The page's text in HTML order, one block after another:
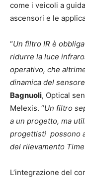
come i veicoli a
ascensori e le
“Un filtro IR è
ridurre la luce
operativo, che
dinamica del sensore
Bagnuoli, Optical
Melexis. “Un filtro
a un progetto, ma
progettisti possono
del rilevamento
L’integrazione del